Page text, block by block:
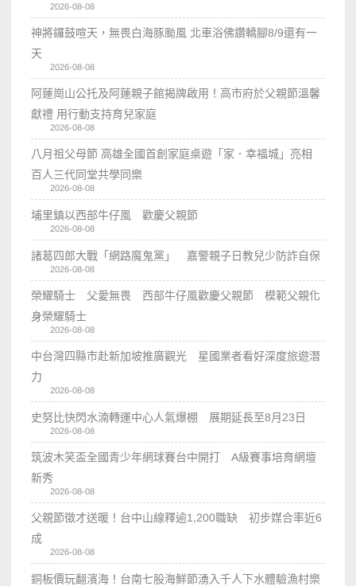
2026-08-08
神將鑼鼓喧天，無畏白海豚颱風 北車浴佛鑽轎腳8/9還有一
天
2026-08-08
阿蓮崗山公托及阿蓮親子館揭牌啟用！高市府於父親節溫馨
獻禮 用行動支持育兒家庭
2026-08-08
八月祖父母節 高雄全國首創家庭桌遊「家．幸福城」亮相
百人三代同堂共學同樂
2026-08-08
埔里鎮以西部牛仔風 歡慶父親節
2026-08-08
諸葛四郎大戰「網路魔鬼黨」 嘉警親子日教兒少防詐自保
2026-08-08
榮耀騎士 父愛無畏 西部牛仔風歡慶父親節 模範父親化
身榮耀騎士
2026-08-08
中台灣四縣市赴新加坡推廣觀光 星國業者看好深度旅遊潛
力
2026-08-08
史努比快閃水湳轉運中心人氣爆棚 展期延長至8月23日
2026-08-08
筑波木笑盃全國青少年網球賽台中開打 A級賽事培育網壇
新秀
2026-08-08
父親節徵才送暖！台中山線釋逾1,200職缺 初步媒合率近6
成
2026-08-08
銅板價玩翻濱海！台南七股海鮮節湧入千人下水體驗漁村樂